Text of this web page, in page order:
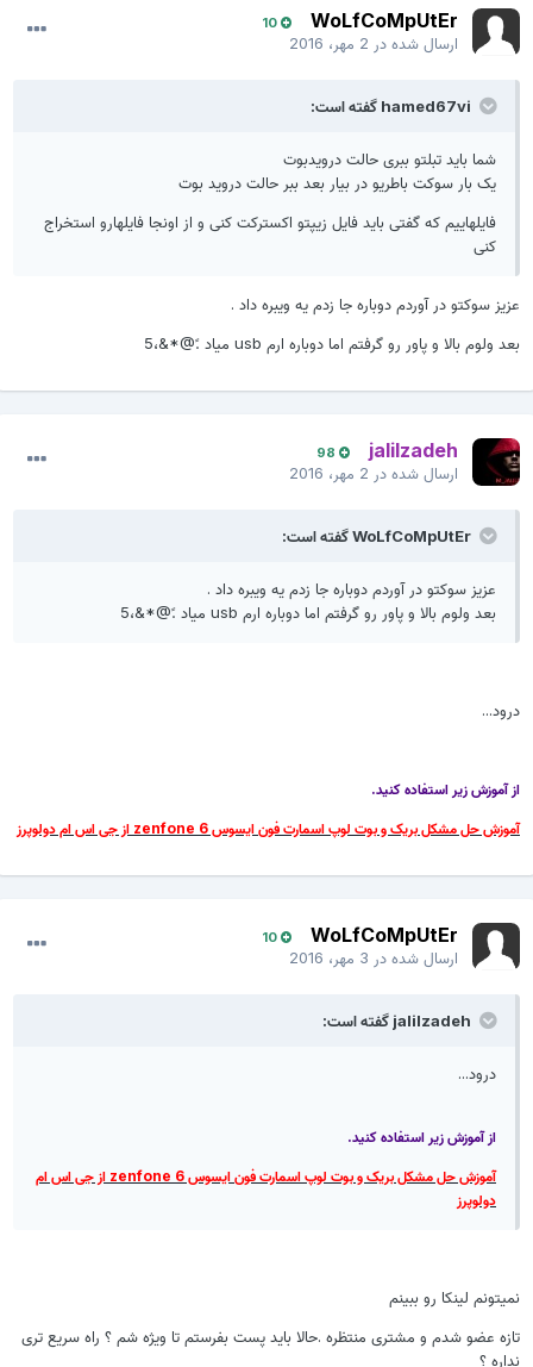
WoLfCoMpUtEr
10
ارسال شده در2 مهر، 2016
hamed67vi گفته است:
شما باید تبلتو ببری حالت درویدبوت
یک بار سوکت باطریو در بیار بعد ببر حالت دروید بوت
فایلهاییم که گفتی باید فایل زیپتو اکسترکت کنی و از اونجا فایلهارو استخراج
کنی
عزیز سوکتو در آوردم دوباره جا زدم یه ویبره داد .
بعد ولوم بالا و پاور رو گرفتم اما دوباره ارم usb میاد .ً@*&،5
jalilzadeh
98
ارسال شده در2 مهر، 2016
WoLfCoMpUtEr گفته است:
عزیز سوکتو در آوردم دوباره جا زدم یه ویبره داد .
بعد ولوم بالا و پاور رو گرفتم اما دوباره ارم usb میاد .ً@*&،5
درود...
از آموزش زیر استفاده کنید.
آموزش حل مشکل بریک و بوت لوپ اسمارت فون ایسوس zenfone 6 از جی اس ام دولوپرز
WoLfCoMpUtEr
10
ارسال شده در3 مهر، 2016
jalilzadeh گفته است:
درود...
از آموزش زیر استفاده کنید.
آموزش حل مشکل بریک و بوت لوپ اسمارت فون ایسوس zenfone 6 از جی اس ام
دولوپرز
نمیتونم لینکا رو ببینم
تازه عضو شدم و مشتری منتظره .حالا باید پست بفرستم تا ویژه شم ؟ راه سریع تری
نداره ؟